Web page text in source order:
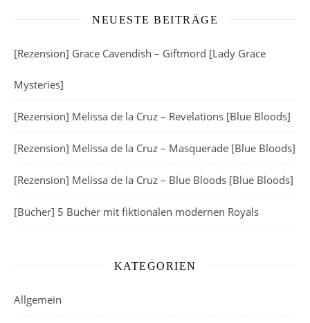
NEUESTE BEITRÄGE
[Rezension] Grace Cavendish – Giftmord [Lady Grace
Mysteries]
[Rezension] Melissa de la Cruz – Revelations [Blue Bloods]
[Rezension] Melissa de la Cruz – Masquerade [Blue Bloods]
[Rezension] Melissa de la Cruz – Blue Bloods [Blue Bloods]
[Bücher] 5 Bücher mit fiktionalen modernen Royals
KATEGORIEN
Allgemein